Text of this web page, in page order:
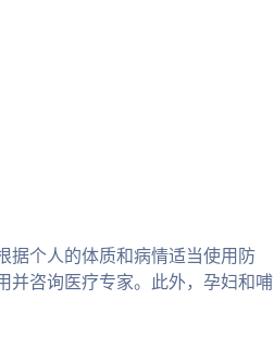
据个人的体质和病情适当使用防
并咨询医疗专家。此外，孕妇和哺